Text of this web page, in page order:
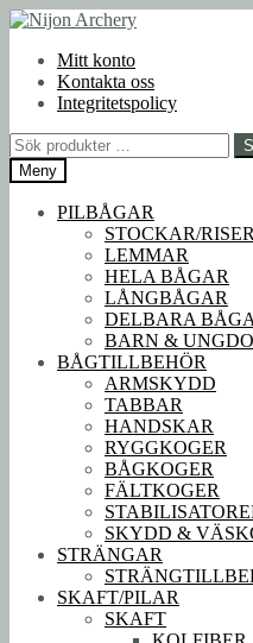
Hoppa
navigering
Hoppa
innehållMitt konto
Kontakta oss
Integritetspolicy
Sök
efter:
Meny
PILBÅGAR
STOCKAR/RISER
LEMMAR
HELA BÅGAR
LÅNGBÅGAR
DELBARA
BARN &
BÅGTILLBEHÖR
ARMSKYDD
TABBAR
HANDSKAR
RYGGKOGER
BÅGKOGER
FÄLTKOGER
SKYDD &
STRÄNGAR
SKAFT/PILAR
SKAFT